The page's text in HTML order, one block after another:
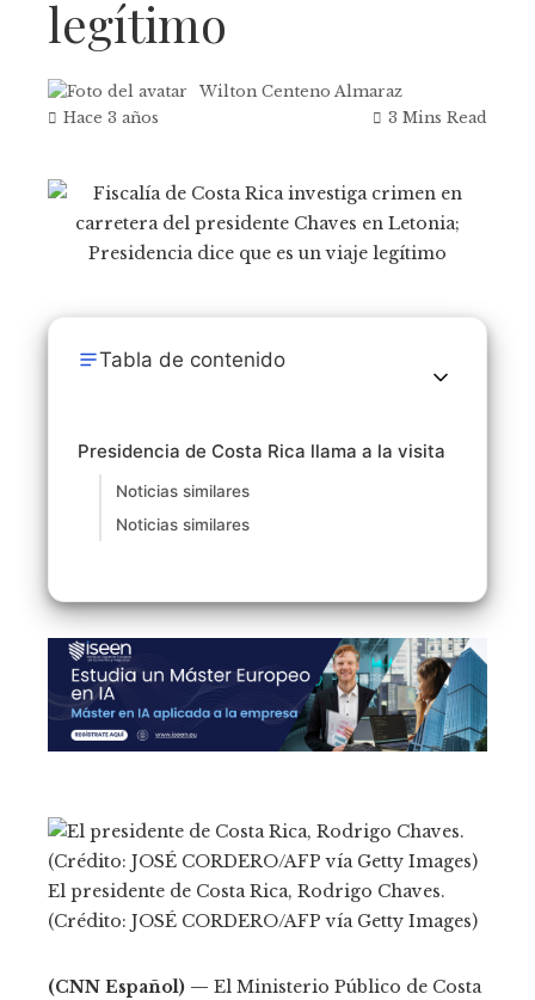
legítimo
Wilton Centeno Almaraz
Hace 3 años
3 Mins Read
Tabla de contenido
Presidencia de Costa Rica llama a la visita
Noticias similares
Noticias similares
El presidente de Costa Rica, Rodrigo Chaves.
(Crédito: JOSÉ CORDERO/AFP vía Getty Images)
(CNN Español) — El Ministerio Público de Costa